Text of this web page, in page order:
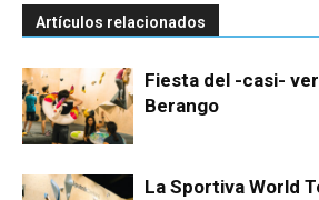
Artículos relacionados
Fiesta del -casi-
Berango
La Sportiva World